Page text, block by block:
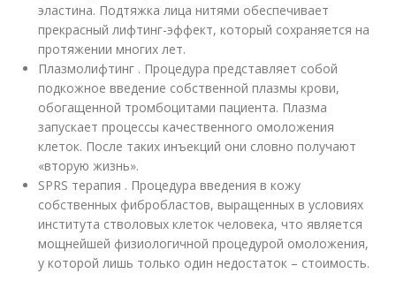
эластина. Подтяжка лица нитями обеспечивает
прекрасный лифтинг-эффект, который сохраняется на
протяжении многих лет.
Плазмолифтинг . Процедура представляет собой
подкожное введение собственной плазмы крови,
обогащенной тромбоцитами пациента. Плазма
запускает процессы качественного омоложения
клеток. После таких инъекций они словно получают
«вторую жизнь».
SPRS терапия . Процедура введения в кожу
собственных фибробластов, выращенных в условиях
института стволовых клеток человека, что является
мощнейшей физиологичной процедурой омоложения,
у которой лишь только один недостаток – стоимость.